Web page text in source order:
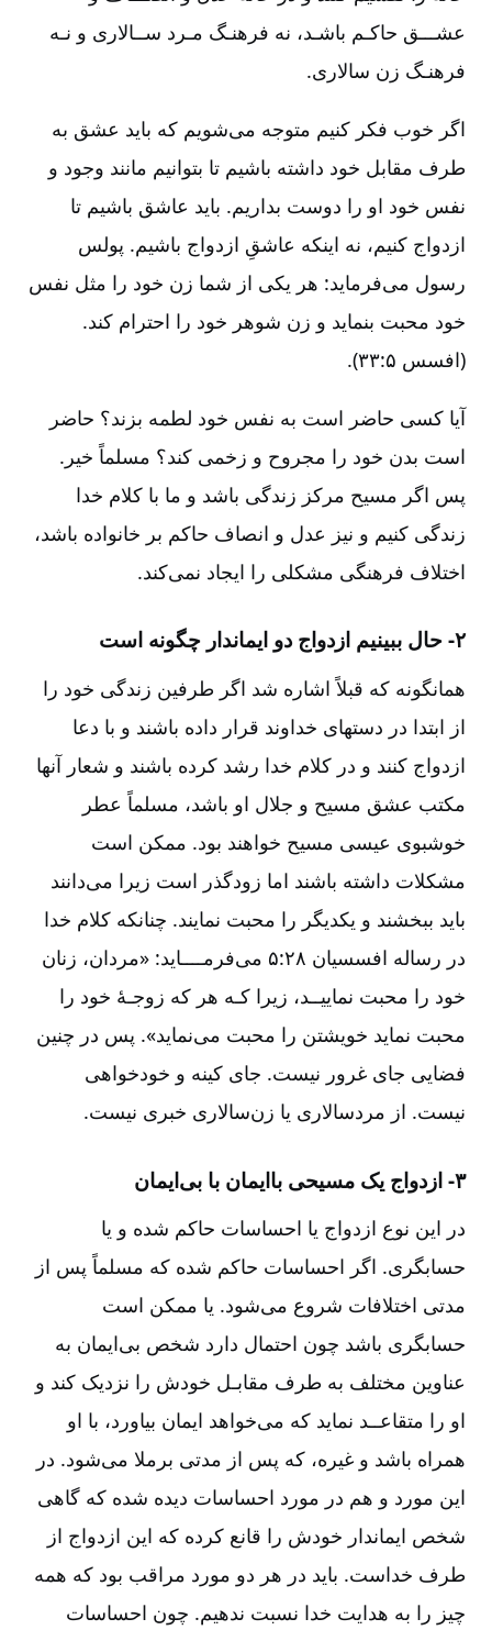
عشـــق حاکـم باشـد، نه فرهنـگ مـرد ســالاری و نـه
فرهنـگ زن سالاری.
اگر خوب فکر کنیم متوجه می‌شویم که باید عشق به
طرف مقابل خود داشته باشیم تا بتوانیم مانند وجود و
نفس خود او را دوست بداریم‌. باید عاشق باشیم تا
ازدواج کنیم‌، نه اینکه عاشقِ ازدواج باشیم‌. پولس
رسول می‌فرماید: هر یکی از شما زن خود را مثل نفس
خود محبت بنماید و زن شوهر خود را احترام کند.
(افسس ۵:‏۳۳).
آیا کسی حاضر است به نفس خود لطمه بزند؟ حاضر
است بدن خود را مجروح و زخمی کند؟ مسلماً خیر.
پس اگر مسیح مرکز زندگی باشد و ما با کلام خدا
زندگی کنیم و نیز عدل و انصاف حاکم بر خانواده باشد،
اختلاف فرهنگی مشکلی را ایجاد نمی‌کند.
۲- حال ببینیم ازدواج دو ایماندار چگونه است‌
همانگونه که قبلاً اشاره شد اگر طرفین زندگی خود را
از ابتدا در دستهای خداوند قرار داده باشند و با دعا
ازدواج کنند و در کلام خدا رشد کرده باشند و شعار آنها
مکتب عشق مسیح و جلال او باشد، مسلماً عطر
خوشبوی عیسی مسیح خواهند بود. ممکن است
مشکلات داشته باشند اما زودگذر است زیرا می‌دانند
باید ببخشند و یکدیگر را محبت نمایند. چنانکه کلام خدا
در رساله افسسیان ۲۸:‏۵ می‌فرمــــاید: «مردان‌، زنان
خود را محبت نماییــد، زیرا کـه هر که زوجـۀ خود را
محبت نماید خویشتن را محبت می‌نماید». پس در چنین
فضایی جای غرور نیست‌. جای کینه و خودخواهی
نیست‌. از مردسالاری یا زن‌سالاری خبری نیست‌.
۳- ازدواج یک مسیحی باایمان با بی‌ایمان‌
در این نوع ازدواج یا احساسات حاکم شده ‌و یا
حسابگری. اگر احساسات حاکم شده که مسلماً پس از
مدتی اختلافات شروع می‌شود. یا ممکن است
حسابگری باشد چون احتمال دارد شخص بی‌ایمان به
عناوین مختلف به طرف مقابـل خودش را نزدیک کند و
او را متقاعــد نماید که می‌خواهد ایمان بیاورد، با او
همراه باشد و غیره‌، که پس از مدتی برملا می‌شود. در
این مورد و هم در مورد احساسات دیده شده که گاهی
شخص ایماندار خودش را قانع کرده که این ازدواج از
طرف خداست‌. باید در هر دو مورد مراقب بود که همه
چیز را به هدایت خدا نسبت ندهیم‌. چون احساسات